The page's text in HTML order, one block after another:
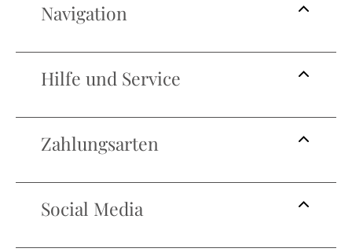
Navigation
Hilfe und Service
Zahlungsarten
Social Media